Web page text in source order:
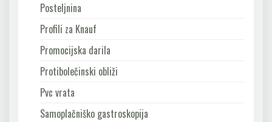
Posteljnina
Profili za Knauf
Promocijska darila
Protibolečinski obliži
Pvc vrata
Samoplačniško gastroskopija